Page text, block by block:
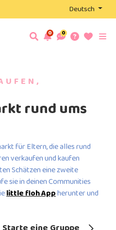
Deutsch
0 0
rund ums
für Eltern, die alles rund
verkaufen und kaufen
Schätzen eine zweite
sie in deinen Communities
little floh Appherunter und